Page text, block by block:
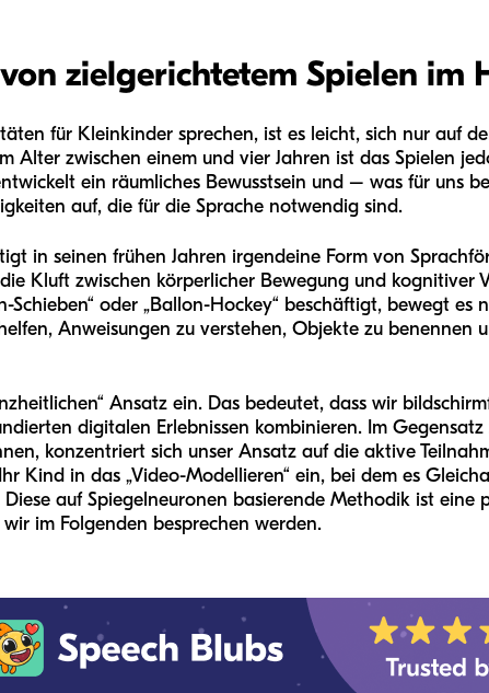
zielgerichtetem Spielen im
für Kleinkinder sprechen, ist es leicht, sich nur auf
Alter zwischen einem und vier Jahren ist das Spielen
ein räumliches Bewusstsein und – was für uns
auf, die für die Sprache notwendig sind.
in seinen frühen Jahren irgendeine Form von
Kluft zwischen körperlicher Bewegung und kognitiver
Schieben“ oder „Ballon-Hockey“ beschäftigt, bewegt es
Anweisungen zu verstehen, Objekte zu benennen
Ansatz ein. Das bedeutet, dass wir
digitalen Erlebnissen kombinieren. Im
konzentriert sich unser Ansatz auf die aktive
Kind in das „Video-Modellieren“ ein, bei dem es
auf Spiegelneuronen basierende Methodik ist eine
im Folgenden besprechen werden.